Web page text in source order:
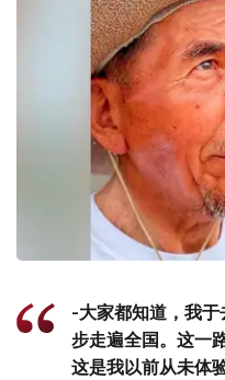
-大家都知道，我
步走遍全国。这一
这是我以前从未体